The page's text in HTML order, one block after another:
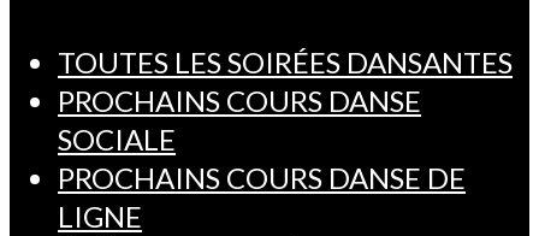
TOUTES LES SOIRÉES DANSANTES
PROCHAINS COURS DANSE
SOCIALE
PROCHAINS COURS DANSE DE
LIGNE